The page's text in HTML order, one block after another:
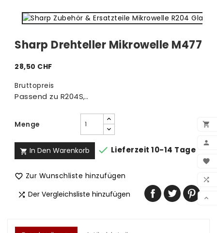





Sharp Drehteller Mikrowelle M477
28,50 CHF
Bruttopreis
Passend zu R204S,..
Menge
 In Den Warenkorb  Lieferzeit 10-14 Tage
 Zur Wunschliste hinzufügen
 Der Vergleichsliste hinzufügen